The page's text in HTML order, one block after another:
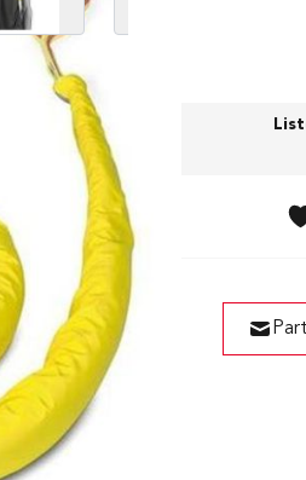
Prix (sans TVA)
391,00 CHF